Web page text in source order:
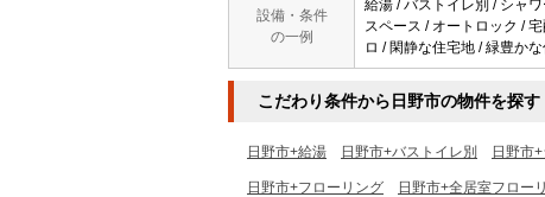
設備・条件
の一例
給湯 / バストイレ別 / シャ
スペース / オートロック /
ロ / 閑静な住宅地 / 緑豊か
こだわり条件から日野市の物件を探す
日野市+給湯 日野市+バストイレ別 日野市
日野市+フローリング 日野市+全居室フロー